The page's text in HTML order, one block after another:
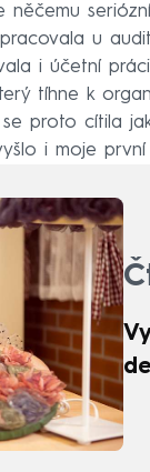
u
i účetní
tíhne k
proto cítila
i moje první